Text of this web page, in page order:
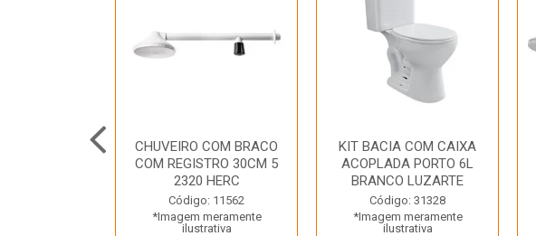
CHUVEIRO COM BRACO
COM REGISTRO 30CM 5
2320 HERC
Código: 11562
*Imagem meramente
ilustrativa
KIT BACIA COM CAIXA
ACOPLADA PORTO 6L
BRANCO LUZARTE
Código: 31328
*Imagem meramente
ilustrativa